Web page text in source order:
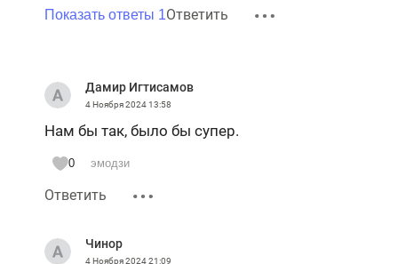
Показать ответы 1Ответить
Дамир Игтисамов
4 Ноября 202413:58
Нам бы так, было бы супер.
0 эмодзи
Ответить
Чинор
4 Ноября 202421:09